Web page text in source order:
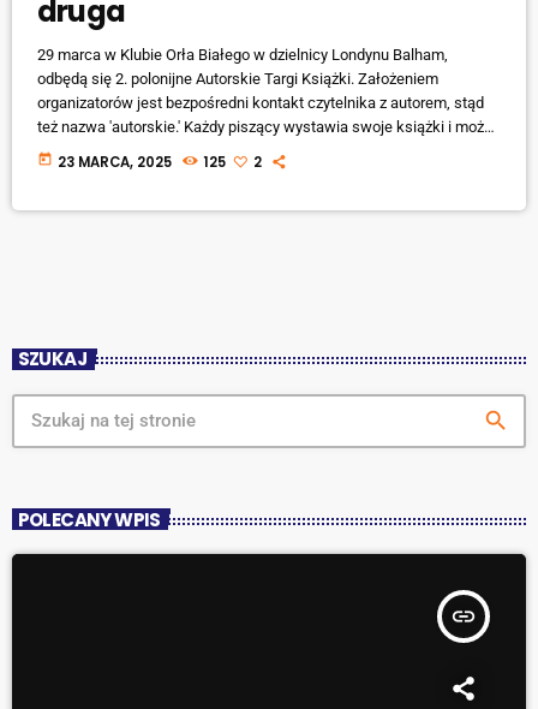
druga
29 marca w Klubie Orła Białego w dzielnicy Londynu Balham,
odbędą się 2. polonijne Autorskie Targi Książki. Założeniem
organizatorów jest bezpośredni kontakt czytelnika z autorem, stąd
też nazwa 'autorskie.' Każdy piszący wystawia swoje książki i może
je na miejscu podpisać. Będzie to już druga edycja. Po sukcesie
pierwszej i sporym zainteresowaniu autorów oraz miłośników
today 23 MARCA, 2025 125 2
SZUKAJ
search
POLECANY WPIS
insert_link